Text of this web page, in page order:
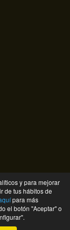
de Gira
y para mejorar
de tus hábitos de
para más
el botón "Aceptar" o